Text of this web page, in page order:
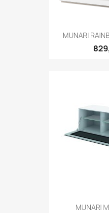
MUNARI
MUNARI